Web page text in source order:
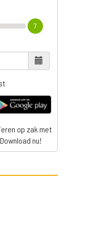
7
op zak met
nu!